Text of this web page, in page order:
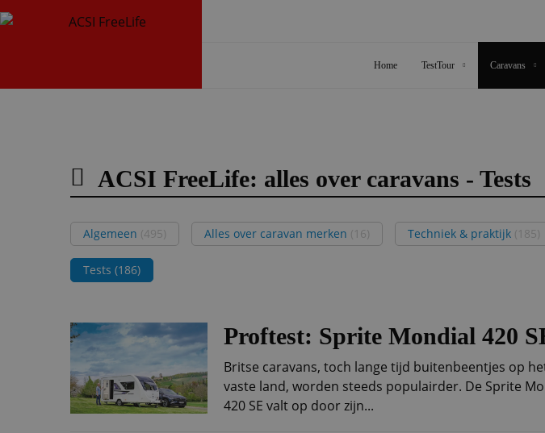
Home TestTour Caravans
ACSI FreeLife: alles over caravans - Tests
Algemeen (495) Alles over caravan merken (16) Techniek & praktijk (185)
Tests (186)
Proftest: Sprite Mondial 420
Britse caravans, toch lange tijd buitenbeentjes op
vaste land, worden steeds populairder. De Sprite
420 SE valt op door zijn...